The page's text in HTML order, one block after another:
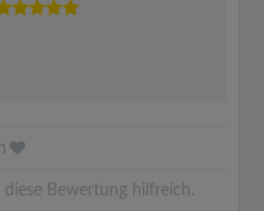
diese Bewertung hilfreich.